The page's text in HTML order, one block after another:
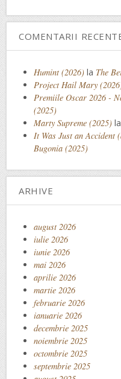
COMENTARII
Humint (2026) la The
Project Hail Mary
Premiile Oscar 2026 -
(2025)
Marty Supreme (2025) la
It Was Just an Accident
Bugonia (2025)
ARHIVE
august 2026
iulie 2026
iunie 2026
mai 2026
aprilie 2026
martie 2026
februarie 2026
ianuarie 2026
decembrie 2025
noiembrie 2025
octombrie 2025
septembrie 2025